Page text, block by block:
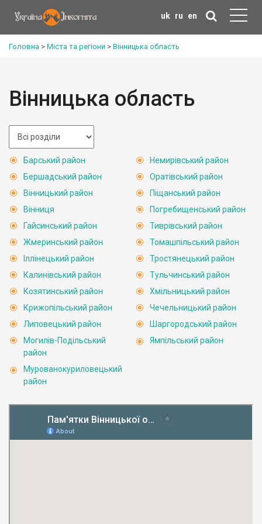
uk ru en
Головна > Міста та регіони > Вінницька область
Вінницька область
Барський район
Бершадський район
Вінницький район
Вінниця
Гайсинський район
Жмеринський район
Іллінецький район
Калинівський район
Козятинський район
Крижопільський район
Липовецький район
Могилів-Подільський
район
Мурованокуриловецький
район
Немирівський район
Оратівський район
Піщанський район
Погребищенський район
Тиврівський район
Томашпільський район
Тростянецький район
Тульчинський район
Хмільницький район
Чечельницький район
Шаргородський район
Ямпільський район